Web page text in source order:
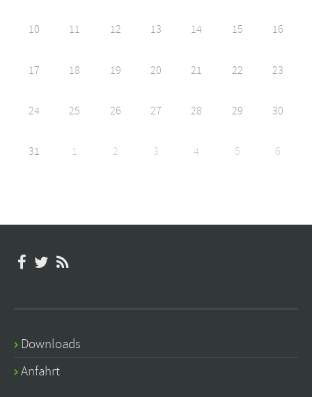
10 11 12 13 14 15 16
17 18 19 20 21 22 23
24 25 26 27 28 29 30
31 1 2 3 4 5 6
Downloads
Anfahrt